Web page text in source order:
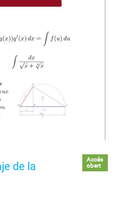
de la
Accés
obert